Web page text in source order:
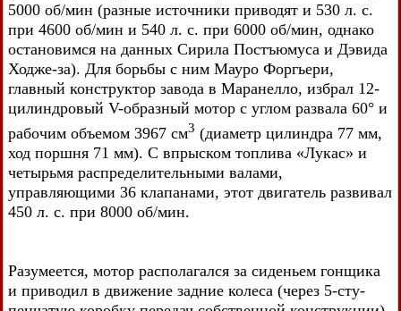
5000 об/мин (разные источники приводят и 530 л. с.
при 4600 об/мин и 540 л. с. при 6000 об/мин, однако
остановимся на данных Сирила Постъюмуса и Дэвида
Ходже-за). Для борьбы с ним Мауро Форгьери,
главный конструктор завода в Маранелло, избрал 12-
цилиндровый V-образный мотор с углом развала 60° и
рабочим объемом 3967 см3 (диаметр цилиндра 77 мм,
ход поршня 71 мм). С впрыском топлива «Лукас» и
четырьмя распределительными валами,
управляющими 36 клапанами, этот двигатель развивал
450 л. с. при 8000 об/мин.
Разумеется, мотор располагался за сиденьем гонщика
и приводил в движение задние колеса (через 5-сту-